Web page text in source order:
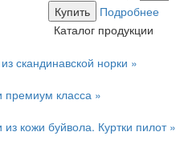
Купить
Подробнее
Каталог продукции
скандинавской норки »
премиум класса »
из кожи буйвола. Куртки пилот »